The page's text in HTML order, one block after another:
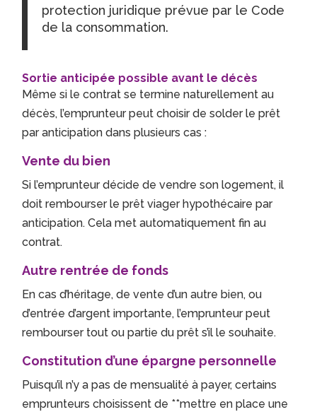
protection juridique prévue par le Code
de la consommation.
Sortie anticipée possible avant le décès
Même si le contrat se termine naturellement au
décès, l’emprunteur peut choisir de solder le prêt
par anticipation dans plusieurs cas :
Vente du bien
Si l’emprunteur décide de vendre son logement, il
doit rembourser le prêt viager hypothécaire par
anticipation. Cela met automatiquement fin au
contrat.
Autre rentrée de fonds
En cas d’héritage, de vente d’un autre bien, ou
d’entrée d’argent importante, l’emprunteur peut
rembourser tout ou partie du prêt s’il le souhaite.
Constitution d’une épargne personnelle
Puisqu’il n’y a pas de mensualité à payer, certains
emprunteurs choisissent de **mettre en place une